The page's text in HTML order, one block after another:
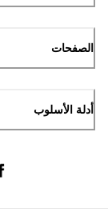
الصفحات
أدلة الأسلوب